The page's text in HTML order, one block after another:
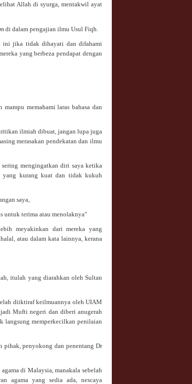
Allah di syurga, mentakwil ayat
di dalam pengajian ilmu Usul Fiqh.
ini jika tidak dihayati dan difahami
yang berbeza pendapat dengan
memahami laras bahasa dan
ilmiah dibuat, jangan lupa juga
merasakan pendekatan dan ilmu
mengingatkan diri saya ketika
yang kurang kuat dan tidak kukuh
saya,
untuk terima atau menolaknya"
meyakinkan dari mereka yang
atau dalam kata lainnya, kerana
itulah yang diarahkan oleh Sultan
diiktiraf keilmuannya oleh UIAM
Mufti negeri dan diberi anugerah
langsung memperkecilkan penilaian
pihak, penyokong dan penentang Dr
di Malaysia, manakala sebelah
agama yang sedia ada, nescaya